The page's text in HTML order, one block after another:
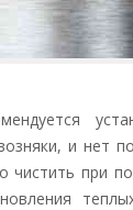
и нет
чистить при